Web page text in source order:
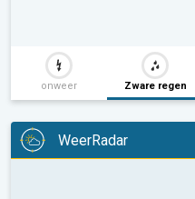
onweer Zware regen
WeerRadar